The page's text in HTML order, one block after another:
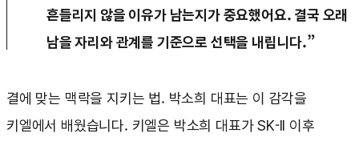
흔들리지 않을 이유가 남는지가 중요했어요. 결국 오래
남을 자리와 관계를 기준으로 선택을 내립니다.”
결에 맞는 맥락을 지키는 법. 박소희 대표는 이 감각을
키엘에서 배웠습니다. 키엘은 박소희 대표가 SK-II 이후